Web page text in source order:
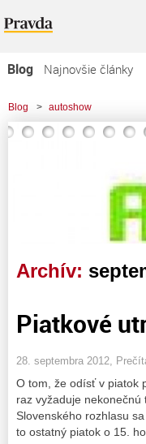
Blog
Najnovšie články
Najčítanejšie články
Najkomentovanejšie
Blog > autoshow
Archív:
Piatkové
28. septembra 2012,
O tom, že odísť v piatok
raz vyžaduje
Slovenského rozhlasu
to ostatný piatok o 15.